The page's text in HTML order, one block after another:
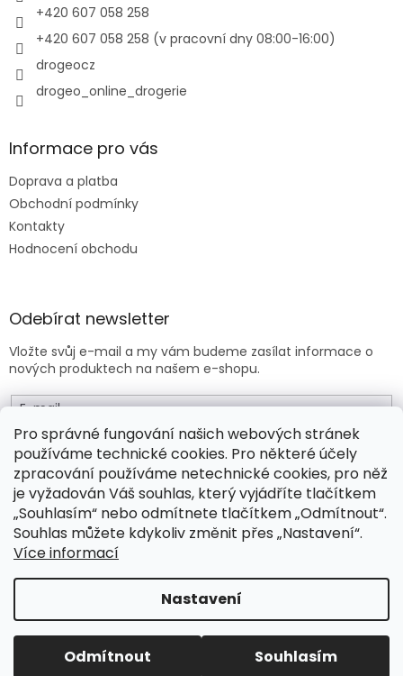
Pro správné fungování našich webových stránek
používáme technické cookies. Pro některé účely
zpracování používáme netechnické cookies, pro něž
je vyžadován Váš souhlas, který vyjádříte tlačítkem
„Souhlasím“ nebo odmítnete tlačítkem „Odmítnout“.
Souhlas můžete kdykoliv změnit přes „Nastavení“.
Více informací
Nastavení
Odmítnout Souhlasím
+420 607 058 258
+420 607 058 258 (v pracovní dny 08:00-16:00)
drogeocz
drogeo_online_drogerie
Informace pro vás
Doprava a platba
Obchodní podmínky
Kontakty
Hodnocení obchodu
Odebírat newsletter
Vložte svůj e-mail a my vám budeme zasílat informace o
nových produktech na našem e-shopu.
E-mail
Vložením e-mailu souhlasíte sobchodními podmínkami .
PŘIHLÁSIT SE
Copyright 2026Drogeo.cz. Všechna práva vyhrazena.
Upravit nastavení cookies